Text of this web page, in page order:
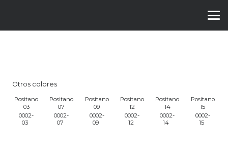
Otros colores
Positano
03
0002-
03
Positano
07
0002-
07
Positano
09
0002-
09
Positano
12
0002-
12
Positano
14
0002-
14
Positano
15
0002-
15